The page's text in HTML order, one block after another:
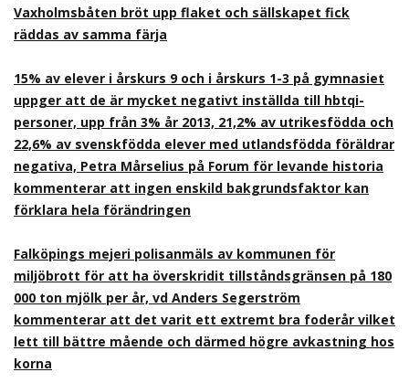
Vaxholmsbåten bröt upp flaket och sällskapet fick
räddas av samma färja
15% av elever i årskurs 9 och i årskurs 1-3 på gymnasiet
uppger att de är mycket negativt inställda till hbtqi-
personer, upp från 3% år 2013, 21,2% av utrikesfödda och
22,6% av svenskfödda elever med utlandsfödda föräldrar
negativa, Petra Mårselius på Forum för levande historia
kommenterar att ingen enskild bakgrundsfaktor kan
förklara hela förändringen
Falköpings mejeri polisanmäls av kommunen för
miljöbrott för att ha överskridit tillståndsgränsen på 180
000 ton mjölk per år, vd Anders Segerström
kommenterar att det varit ett extremt bra foderår vilket
lett till bättre mående och därmed högre avkastning hos
korna